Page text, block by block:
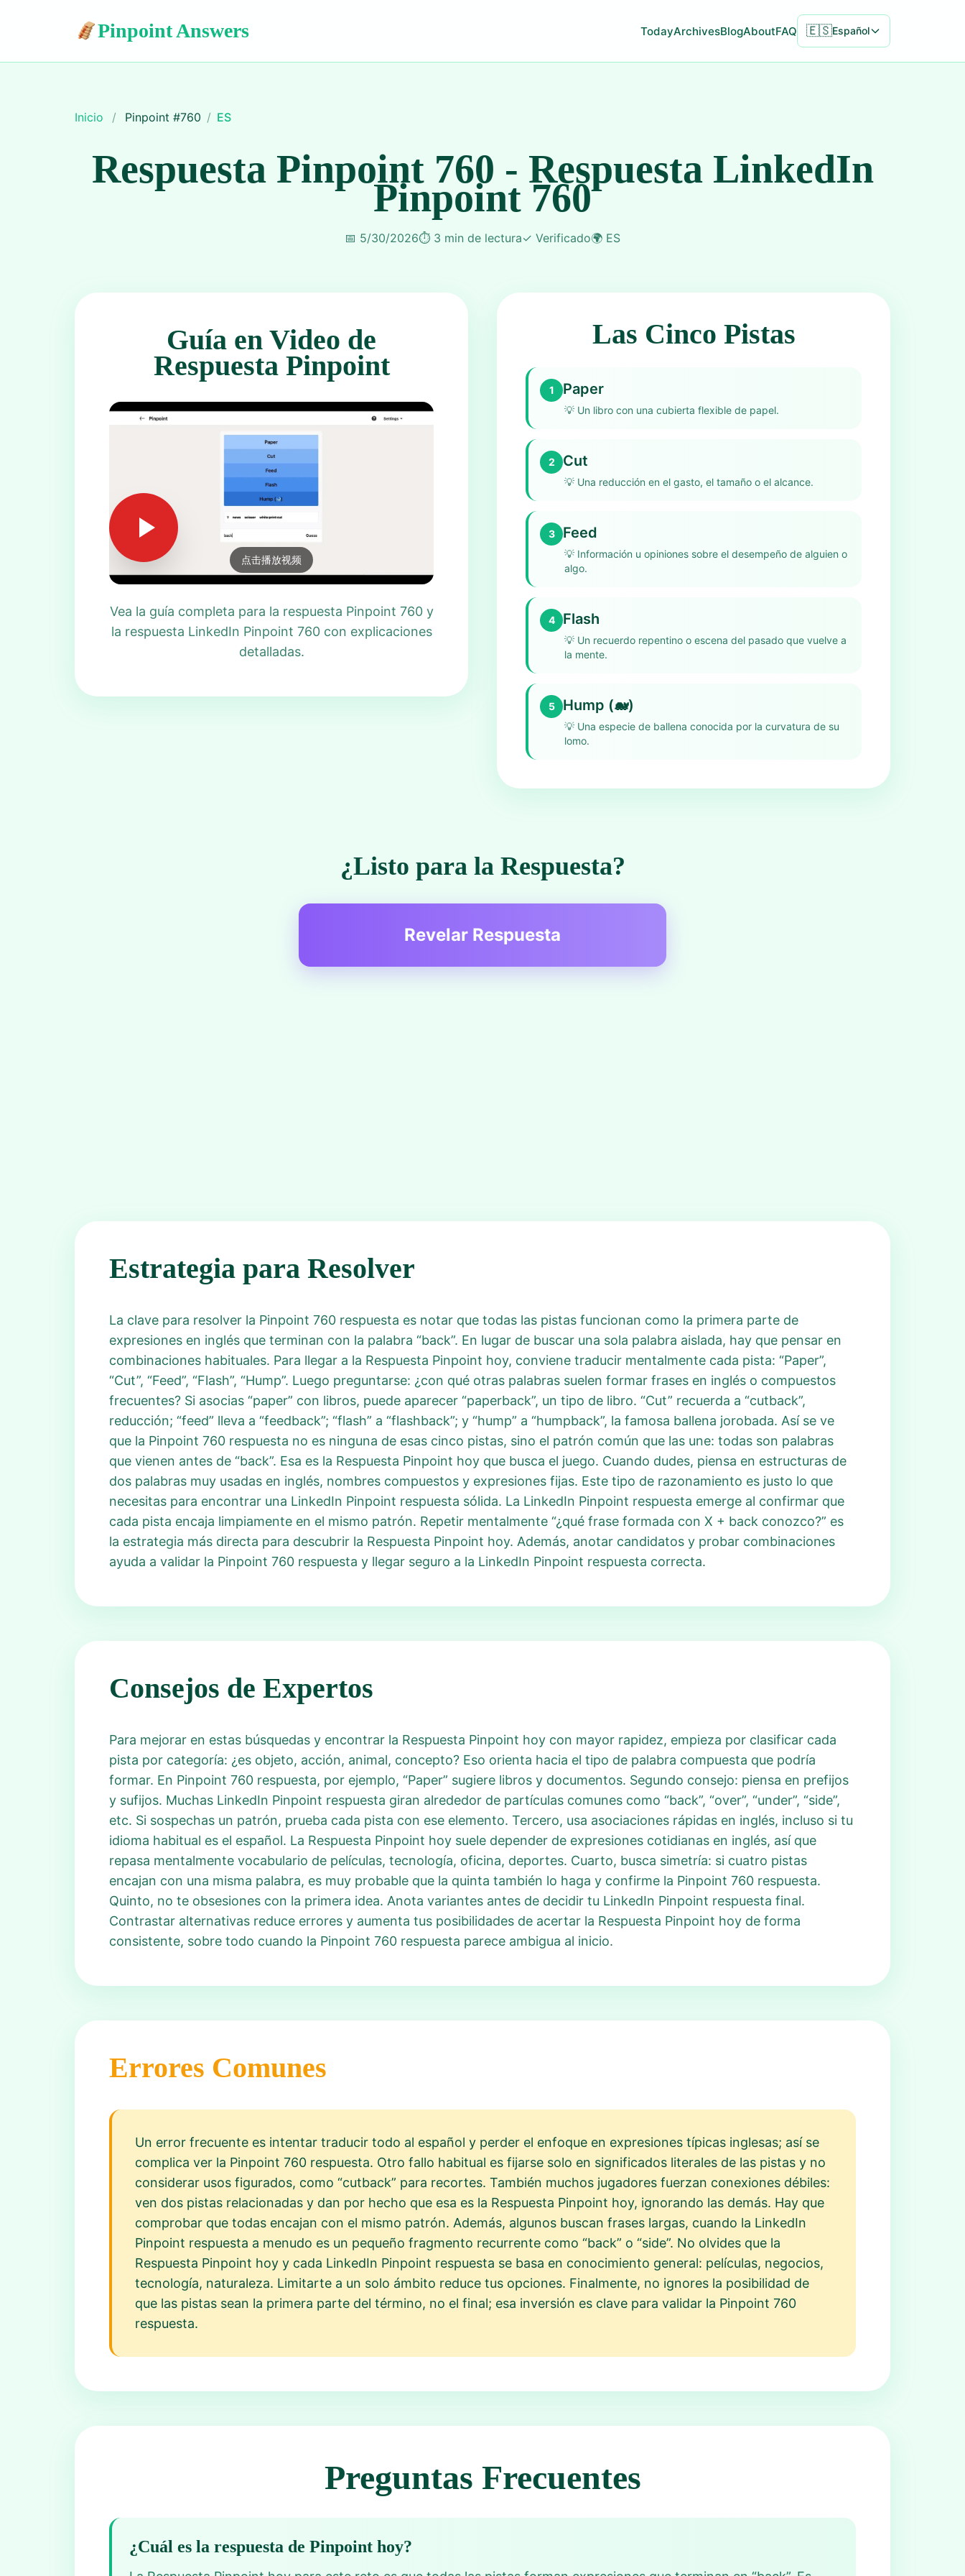
Pinpoint Answers TodayArchivesBlogAboutFAQ 🇪🇸Español
Inicio / Pinpoint #760 / ES
Respuesta Pinpoint 760 - Respuesta LinkedIn
Pinpoint 760
📅 5/30/2026⏱️ 3 min de lectura✓ Verificado🌍 ES
Guía en Video de
Respuesta Pinpoint
点击播放视频
Vea la guía completa para la respuesta Pinpoint 760 y
la respuesta LinkedIn Pinpoint 760 con explicaciones
detalladas.
Las Cinco Pistas
1 Paper
💡 Un libro con una cubierta flexible de papel.
2 Cut
💡 Una reducción en el gasto, el tamaño o el alcance.
3 Feed
💡 Información u opiniones sobre el desempeño de alguien o
algo.
4 Flash
💡 Un recuerdo repentino o escena del pasado que vuelve a
la mente.
5 Hump (🐋)
💡 Una especie de ballena conocida por la curvatura de su
lomo.
¿Listo para la Respuesta?
Revelar Respuesta
Estrategia para Resolver
La clave para resolver la Pinpoint 760 respuesta es notar que todas las pistas funcionan como la primera parte de
expresiones en inglés que terminan con la palabra “back”. En lugar de buscar una sola palabra aislada, hay que pensar en
combinaciones habituales. Para llegar a la Respuesta Pinpoint hoy, conviene traducir mentalmente cada pista: “Paper”,
“Cut”, “Feed”, “Flash”, “Hump”. Luego preguntarse: ¿con qué otras palabras suelen formar frases en inglés o compuestos
frecuentes? Si asocias “paper” con libros, puede aparecer “paperback”, un tipo de libro. “Cut” recuerda a “cutback”,
reducción; “feed” lleva a “feedback”; “flash” a “flashback”; y “hump” a “humpback”, la famosa ballena jorobada. Así se ve
que la Pinpoint 760 respuesta no es ninguna de esas cinco pistas, sino el patrón común que las une: todas son palabras
que vienen antes de “back”. Esa es la Respuesta Pinpoint hoy que busca el juego. Cuando dudes, piensa en estructuras de
dos palabras muy usadas en inglés, nombres compuestos y expresiones fijas. Este tipo de razonamiento es justo lo que
necesitas para encontrar una LinkedIn Pinpoint respuesta sólida. La LinkedIn Pinpoint respuesta emerge al confirmar que
cada pista encaja limpiamente en el mismo patrón. Repetir mentalmente “¿qué frase formada con X + back conozco?” es
la estrategia más directa para descubrir la Respuesta Pinpoint hoy. Además, anotar candidatos y probar combinaciones
ayuda a validar la Pinpoint 760 respuesta y llegar seguro a la LinkedIn Pinpoint respuesta correcta.
Consejos de Expertos
Para mejorar en estas búsquedas y encontrar la Respuesta Pinpoint hoy con mayor rapidez, empieza por clasificar cada
pista por categoría: ¿es objeto, acción, animal, concepto? Eso orienta hacia el tipo de palabra compuesta que podría
formar. En Pinpoint 760 respuesta, por ejemplo, “Paper” sugiere libros y documentos. Segundo consejo: piensa en prefijos
y sufijos. Muchas LinkedIn Pinpoint respuesta giran alrededor de partículas comunes como “back”, “over”, “under”, “side”,
etc. Si sospechas un patrón, prueba cada pista con ese elemento. Tercero, usa asociaciones rápidas en inglés, incluso si tu
idioma habitual es el español. La Respuesta Pinpoint hoy suele depender de expresiones cotidianas en inglés, así que
repasa mentalmente vocabulario de películas, tecnología, oficina, deportes. Cuarto, busca simetría: si cuatro pistas
encajan con una misma palabra, es muy probable que la quinta también lo haga y confirme la Pinpoint 760 respuesta.
Quinto, no te obsesiones con la primera idea. Anota variantes antes de decidir tu LinkedIn Pinpoint respuesta final.
Contrastar alternativas reduce errores y aumenta tus posibilidades de acertar la Respuesta Pinpoint hoy de forma
consistente, sobre todo cuando la Pinpoint 760 respuesta parece ambigua al inicio.
Errores Comunes
Un error frecuente es intentar traducir todo al español y perder el enfoque en expresiones típicas inglesas; así se
complica ver la Pinpoint 760 respuesta. Otro fallo habitual es fijarse solo en significados literales de las pistas y no
considerar usos figurados, como “cutback” para recortes. También muchos jugadores fuerzan conexiones débiles:
ven dos pistas relacionadas y dan por hecho que esa es la Respuesta Pinpoint hoy, ignorando las demás. Hay que
comprobar que todas encajan con el mismo patrón. Además, algunos buscan frases largas, cuando la LinkedIn
Pinpoint respuesta a menudo es un pequeño fragmento recurrente como “back” o “side”. No olvides que la
Respuesta Pinpoint hoy y cada LinkedIn Pinpoint respuesta se basa en conocimiento general: películas, negocios,
tecnología, naturaleza. Limitarte a un solo ámbito reduce tus opciones. Finalmente, no ignores la posibilidad de
que las pistas sean la primera parte del término, no el final; esa inversión es clave para validar la Pinpoint 760
respuesta.
Preguntas Frecuentes
¿Cuál es la respuesta de Pinpoint hoy?